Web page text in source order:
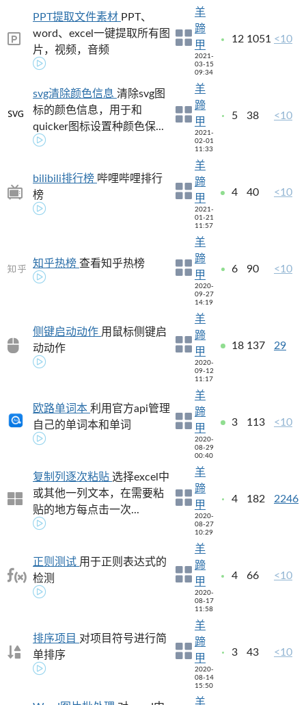
PPT提取文件素材 PPT、
word、excel一键提取所有图
片，视频，音频
羊
蹄
甲
2021-
03-15
09:34
12 1051 <10
svg清除颜色信息 清除svg图
标的颜色信息，用于和
quicker图标设置种颜色保...
羊
蹄
甲
2021-
02-01
11:33
5 38 <10
bilibili排行榜 哔哩哔哩排行
榜
羊
蹄
甲
2021-
01-21
11:57
4 40 <10
知乎热榜 查看知乎热榜
羊
蹄
甲
2020-
09-27
14:19
6 90 <10
侧键启动动作 用鼠标侧键启
动动作
羊
蹄
甲
2020-
09-12
11:17
18 137 29
欧路单词本 利用官方api管理
自己的单词本和单词
羊
蹄
甲
2020-
08-29
00:40
3 113 <10
复制列逐次粘贴 选择excel中
或其他一列文本，在需要粘
贴的地方每点击一次...
羊
蹄
甲
2020-
08-27
10:29
4 182 2246
正则测试 用于正则表达式的
检测
羊
蹄
甲
2020-
08-17
11:58
4 66 <10
排序项目 对项目符号进行简
单排序
羊
蹄
甲
2020-
08-14
15:50
3 43 <10
羊